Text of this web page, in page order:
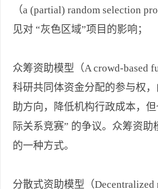
（a (partial) random selection
见对 “灰色区域”项目的影响；
众筹资助模型（A crowd-based
科研共同体资金分配的参与权
助方向，降低机构行政成本，
际关系竞赛” 的争议。众筹资
的一种方式。
分散式资助模型（Decentralized